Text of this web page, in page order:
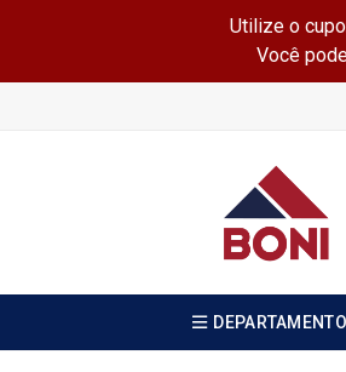
Utilize o
Você